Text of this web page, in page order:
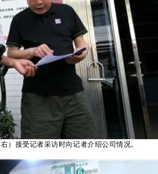
右） 接受记者采访时向记者介绍公司情况。